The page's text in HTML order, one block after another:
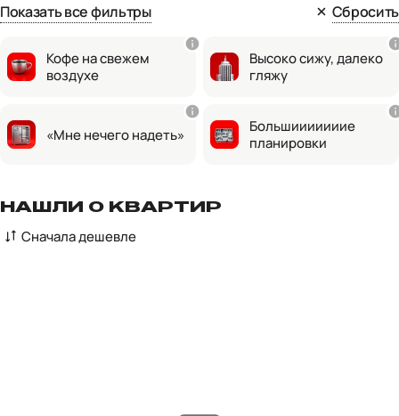
Показать все фильтры Сбросить
Кофе на свежем
воздухе
Высоко сижу, далеко
гляжу
«Мне нечего надеть»
Большииииииие
планировки
НАШЛИ 0 КВАРТИР
Сначала дешевле